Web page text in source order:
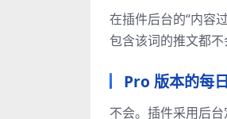
在插件后台的“内容
包含该词的推文都
Pro 版本的每
不会。插件采用后